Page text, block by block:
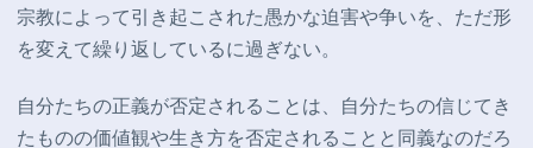
宗教によって引き起こされた愚かな迫害や争いを、ただ形
を変えて繰り返しているに過ぎない。
自分たちの正義が否定されることは、自分たちの信じてき
たものの価値観や生き方を否定されることと同義なのだろ